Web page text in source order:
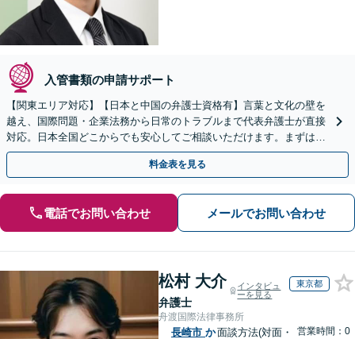
入管書類の申請サポート
【関東エリア対応】【日本と中国の弁護士資格有】言葉と文化の壁を
越え、国際問題・企業法務から日常のトラブルまで代表弁護士が直接
対応。日本全国どこからでも安心してご相談いただけます。まずは一
歩を踏み出してみませんか。【初回相談無料】
料金表を見る
電話でお問い合わせ メールでお問い合わせ
松村 大介
弁護士
インタビュ
ーを見る
東京都
舟渡国際法律事務所
長崎市 か面談方法(対面・
営業時間：0